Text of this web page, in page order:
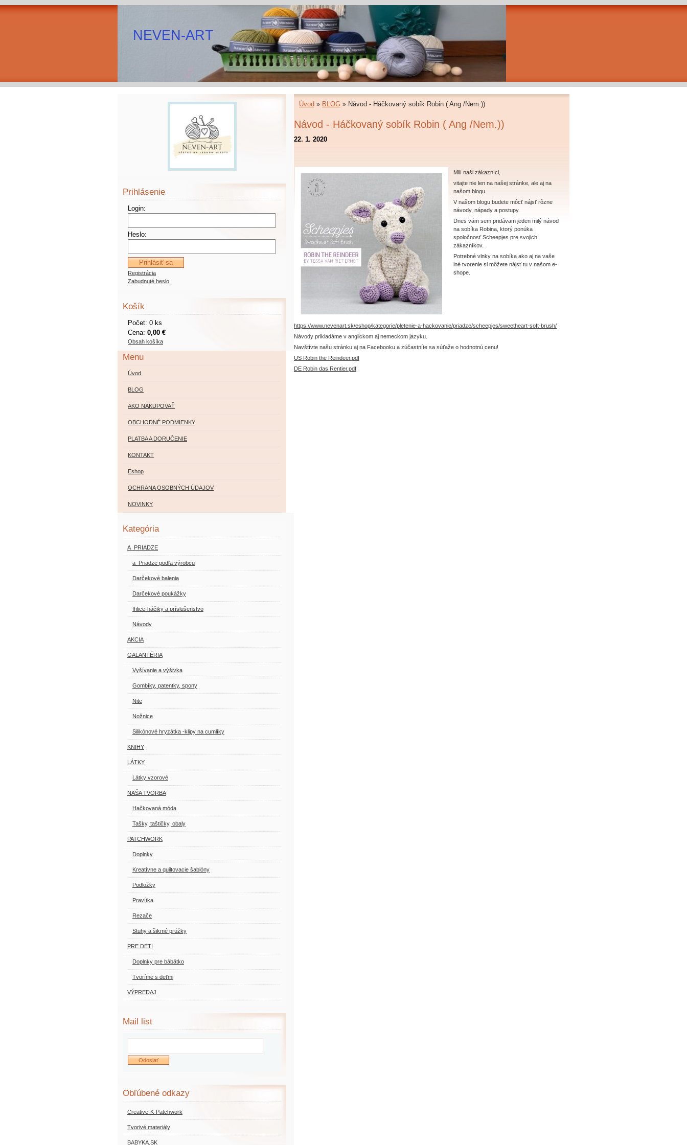
NEVEN-ART
Úvod » BLOG » Návod - Háčkovaný sobík Robin ( Ang /Nem.))
Návod - Háčkovaný sobík Robin ( Ang /Nem.))
22. 1. 2020
Milí naši zákazníci,
vitajte nie len na našej stránke, ale aj na
našom blogu.
V našom blogu budete môcť nájsť rôzne
návody, nápady a postupy.
Dnes vám sem pridávam jeden milý návod
na sobíka Robina, ktorý ponúka
spoločnosť Scheepjes pre svojich
zákazníkov.
Potrebné vlnky na sobíka ako aj na vaše
iné tvorenie si môžete nájsť tu v našom e-
shope.
https://www.nevenart.sk/eshop/kategorie/pletenie-a-hackovanie/priadze/scheepjes/sweetheart-soft-brush/
Návody prikladáme v anglickom aj nemeckom jazyku.
Navštívte našu stránku aj na Facebooku a zúčastníte sa súťaže o hodnotnú cenu!
US Robin the Reindeer.pdf
DE Robin das Rentier.pdf
Prihlásenie
Login:
Heslo:
Registrácia
Zabudnuté heslo
Košík
Počet: 0 ks
Cena: 0,00 €
Obsah košíka
Menu
Úvod
BLOG
AKO NAKUPOVAŤ
OBCHODNÉ PODMIENKY
PLATBA A DORUČENIE
KONTAKT
Eshop
OCHRANA OSOBNÝCH ÚDAJOV
NOVINKY
Kategória
A_PRIADZE
a_Priadze podľa výrobcu
Darčekové balenia
Darčekové poukážky
Ihlice-háčiky a príslušenstvo
Návody
AKCIA
GALANTÉRIA
Vyšívanie a výšivka
Gombíky, patentky, spony
Nite
Nožnice
Silikónové hryzátka -klipy na cumlíky
KNIHY
LÁTKY
Látky vzorové
NAŠA TVORBA
Hačkovaná móda
Tašky, taštičky, obaly
PATCHWORK
Doplnky
Kreatívne a quiltovacie šablóny
Podložky
Pravítka
Rezače
Stuhy a šikmé prúžky
PRE DETI
Doplnky pre bábätko
Tvoríme s deťmi
VÝPREDAJ
Mail list
Obľúbené odkazy
Creative-K-Patchwork
Tvorivé materiály
BABYKA.SK